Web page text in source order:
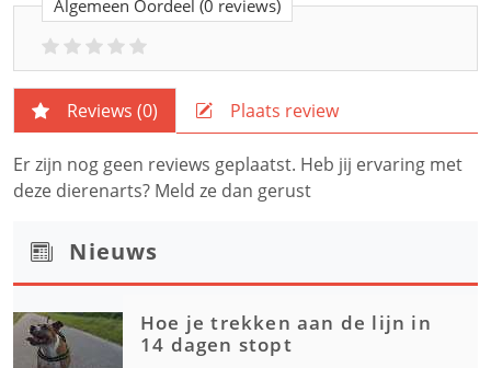
Algemeen Oordeel (0 reviews)
Reviews (0) Plaats review
Er zijn nog geen reviews geplaatst. Heb jij ervaring met
deze dierenarts? Meld ze dan gerust
Nieuws
Hoe je trekken aan de lijn in
14 dagen stopt